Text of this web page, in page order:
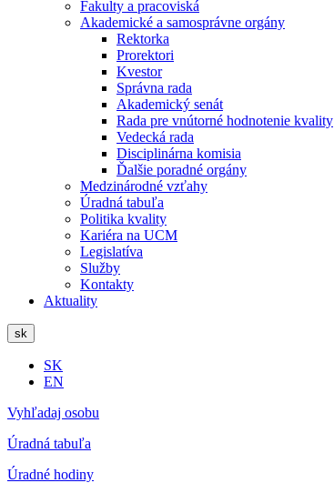
Fakulty a pracoviská
Akademické a samosprávne orgány
Rektorka
Prorektori
Kvestor
Správna rada
Akademický senát
Rada pre vnútorné hodnotenie kvality
Vedecká rada
Disciplinárna komisia
Ďalšie poradné orgány
Medzinárodné vzťahy
Úradná tabuľa
Politika kvality
Kariéra na UCM
Legislatíva
Služby
Kontakty
Aktuality
sk
SK
EN
Vyhľadaj osobu
Úradná tabuľa
Úradné hodiny